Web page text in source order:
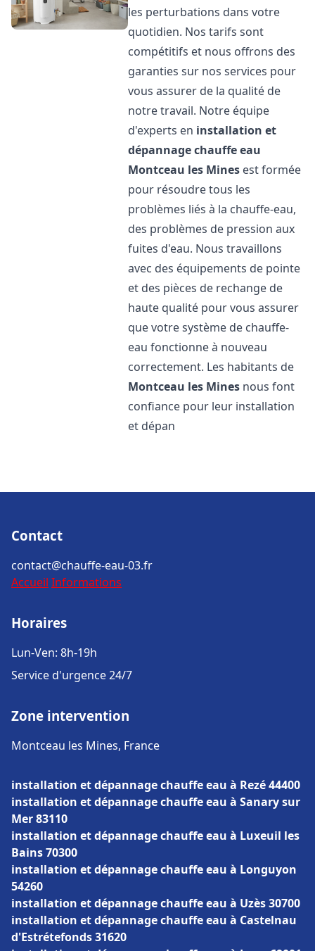
les perturbations dans votre
quotidien. Nos tarifs sont
compétitifs et nous offrons des
garanties sur nos services pour
vous assurer de la qualité de
notre travail. Notre équipe
d'experts en installation et
dépannage chauffe eau
Montceau les Mines est formée
pour résoudre tous les
problèmes liés à la chauffe-eau,
des problèmes de pression aux
fuites d'eau. Nous travaillons
avec des équipements de pointe
et des pièces de rechange de
haute qualité pour vous assurer
que votre système de chauffe-
eau fonctionne à nouveau
correctement. Les habitants de
Montceau les Mines nous font
confiance pour leur installation
et dépan
Contact
contact@chauffe-eau-03.fr
Accueil Informations
Horaires
Lun-Ven: 8h-19h
Service d'urgence 24/7
Zone intervention
Montceau les Mines, France
installation et dépannage chauffe eau à Rezé 44400
installation et dépannage chauffe eau à Sanary sur
Mer 83110
installation et dépannage chauffe eau à Luxeuil les
Bains 70300
installation et dépannage chauffe eau à Longuyon
54260
installation et dépannage chauffe eau à Uzès 30700
installation et dépannage chauffe eau à Castelnau
d'Estrétefonds 31620